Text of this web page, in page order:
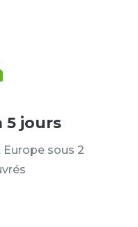
5 jours
Europe sous 2